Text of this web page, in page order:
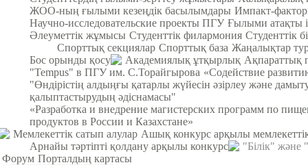
ЖОО-ның ғылыми кезеңдік басылымдары Импакт-
Научно-исследовательские проекты ПГУ Ғылыми атақты
Әлеуметтік жұмысы Студенттік филармония Студенттік
Спорттық секциялар Спорттық база Жаңалықтар
Бос орынды қосу
Академиялық ұтқырлық Ақпараттық
"Tempus" в ПГУ им. С.Торайгырова «Содействие
"Өндірістің алдыңғы қатарлы жүйесін әзірлеу және
қалыптастырудың әдіснамасы"
«Разработка и внедрение магистерских программ по
продуктов в России и Казахстане»
Мемлекеттік сатып алулар Ашық конкурс арқылы
Арнайы тәртіпті қолдану арқылы конкурс
"Білік" және
Форум Порталдың картасы